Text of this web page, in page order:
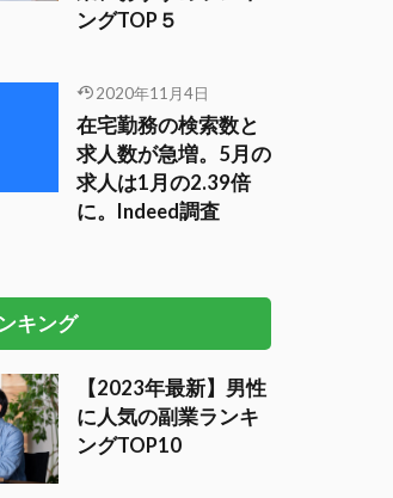
ングTOP５
2020年11月4日
在宅勤務の検索数と
求人数が急増。5月の
求人は1月の2.39倍
に。Indeed調査
キング
【2023年最新】男性
に人気の副業ランキ
ングTOP10